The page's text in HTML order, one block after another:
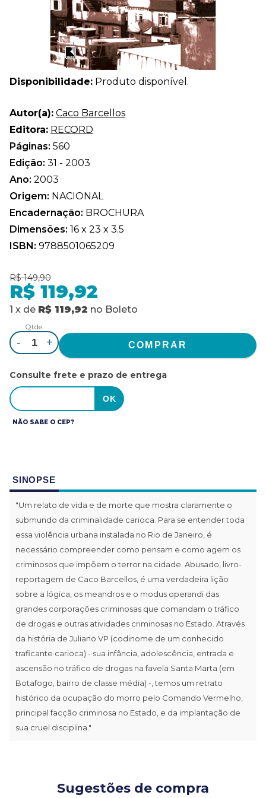
Disponibilidade: Produto disponível.
Autor(a): Caco Barcellos
Editora: RECORD
Páginas: 560
Edição: 31 - 2003
Ano: 2003
Origem: NACIONAL
Encadernação: BROCHURA
Dimensões: 16 x 23 x 3.5
ISBN: 9788501065209
R$ 149,90
R$ 119,92
1 x de R$ 119,92 no Boleto
Qtde.
- +
Consulte frete e prazo de entrega
NÃO SABE O CEP?
SINOPSE
"Um relato de vida e de morte que mostra claramente o
submundo da criminalidade carioca. Para se entender toda
essa violência urbana instalada no Rio de Janeiro, é
necessário compreender como pensam e como agem os
criminosos que impõem o terror na cidade. Abusado, livro-
reportagem de Caco Barcellos, é uma verdadeira lição
sobre a lógica, os meandros e o modus operandi das
grandes corporações criminosas que comandam o tráfico
de drogas e outras atividades criminosas no Estado. Através
da história de Juliano VP (codinome de um conhecido
traficante carioca) - sua infância, adolescência, entrada e
ascensão no tráfico de drogas na favela Santa Marta (em
Botafogo, bairro de classe média) -, temos um retrato
histórico da ocupação do morro pelo Comando Vermelho,
principal facção criminosa no Estado, e da implantação de
sua cruel disciplina."
Sugestões de compra